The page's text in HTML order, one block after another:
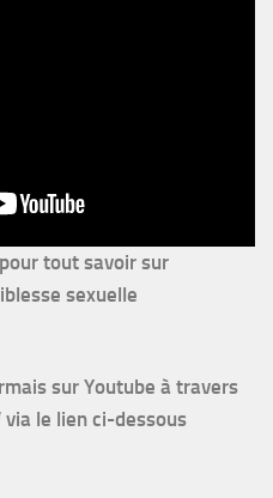
tout savoir sur
sexuelle
sur Youtube à travers
le lien ci-dessous